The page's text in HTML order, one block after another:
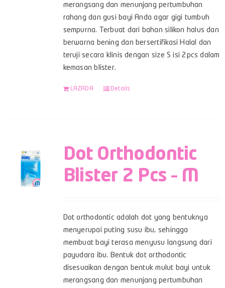
merangsang dan menunjang pertumbuhan
rahang dan gusi bayi Anda agar gigi tumbuh
sempurna. Terbuat dari bahan silikon halus dan
berwarna bening dan bersertifikasi Halal dan
teruji secara klinis dengan size S isi 2pcs dalam
kemasan blister.
LAZADA Details
Dot Orthodontic
Blister 2 Pcs – M
Dot orthodontic adalah dot yang bentuknya
menyerupai puting susu ibu, sehingga
membuat bayi terasa menyusu langsung dari
payudara ibu. Bentuk dot orthodontic
disesuaikan dengan bentuk mulut bayi untuk
merangsang dan menunjang pertumbuhan